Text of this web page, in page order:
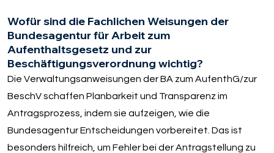
Wofür sind die Fachlichen Weisungen der
Bundesagentur für Arbeit zum
Aufenthaltsgesetz und zur
Beschäftigungsverordnung wichtig?
Die Verwaltungsanweisungen der BA zum AufenthG/zur
BeschV schaffen Planbarkeit und Transparenz im
Antragsprozess, indem sie aufzeigen, wie die
Bundesagentur Entscheidungen vorbereitet. Das ist
besonders hilfreich, um Fehler bei der Antragstellung zu